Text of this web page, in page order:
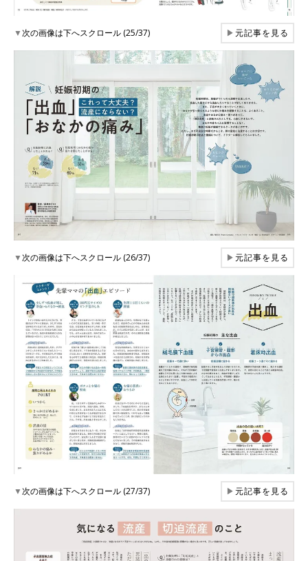
▼次の画像は下へスクロール (25/37) ▶元記事を見る
▼次の画像は下へスクロール (26/37) ▶元記事を見る
▼次の画像は下へスクロール (27/37) ▶元記事を見る